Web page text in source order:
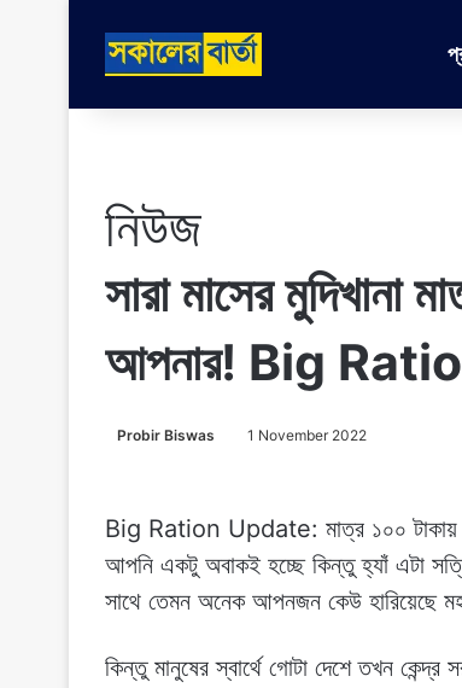
নিউজ
সারা মাসের মুদিখানা
আপনার! Big
Probir Biswas 1 November 2022
Big Ration Update: মাত্র ১০০ টাকায়
আপনি একটু অবাকই হচ্ছে কিন্তু হ্যাঁ এটা
সাথে তেমন অনেক আপনজন কেউ হারিয়েছে
কিন্তু মানুষের স্বার্থে গোটা দেশে তখন